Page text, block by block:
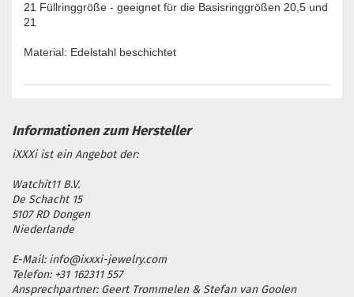
21 Füllringgröße - geeignet für die Basisringgrößen 20,5 und
21
Material: Edelstahl beschichtet
iXXXi ist ein Angebot der:
Watchit11 B.V.
De Schacht 15
5107 RD Dongen
Niederlande
E-Mail: info@ixxxi-jewelry.com
Telefon: +31 162311 557
Ansprechpartner: Geert Trommelen & Stefan van Goolen